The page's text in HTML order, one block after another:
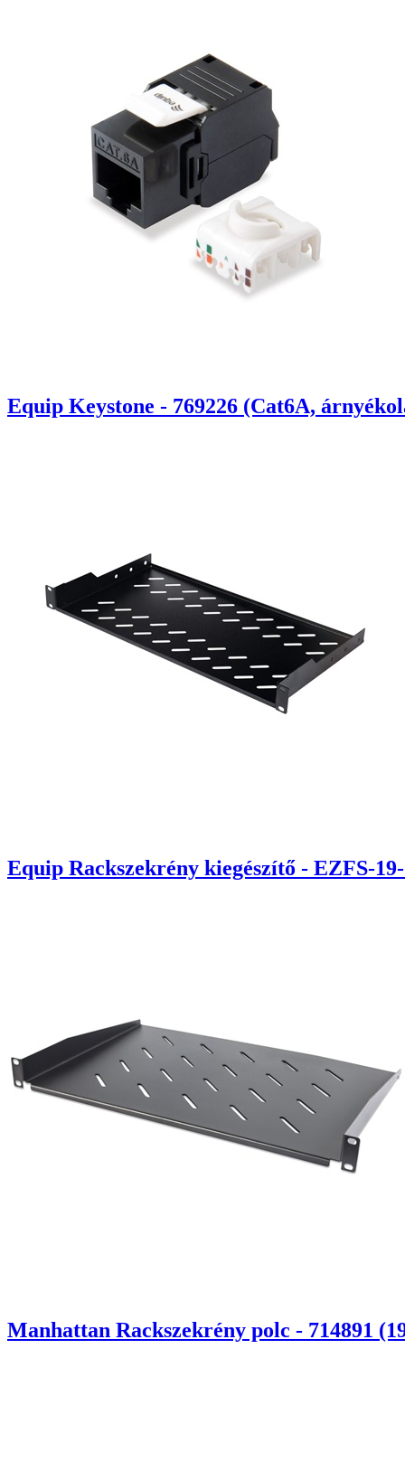
Equip Keystone - 769226 (Cat6A,
Equip Rackszekrény kiegészítő - EZFS-
Manhattan Rackszekrény polc - 714891